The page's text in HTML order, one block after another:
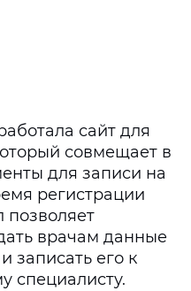
сайт для
совмещает в
для записи на
регистрации
позволяет
врачам данные
записать его к
специалисту.